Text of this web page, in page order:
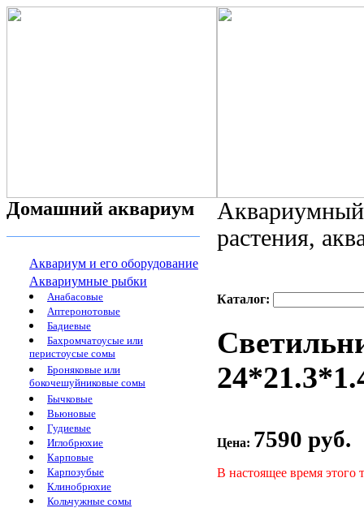
Домашний аквариум
Аквариум и его оборудование
Аквариумные рыбки
Анабасовые
Аптеронотовые
Бадиевые
Бахромчатоусые или
перистоусые сомы
Броняковые или
бокочешуйниковые сомы
Бычковые
Вьюновые
Гудиевые
Иглобрюхие
Карповые
Карпозубые
Клинобрюхие
Кольчужные сомы
растения,
Каталог:
Цена: 7590 руб.
В настоящее время этого